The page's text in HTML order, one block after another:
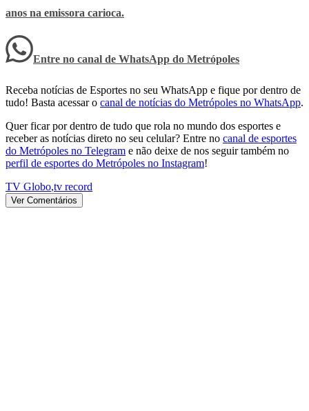
anos na emissora carioca.
Entre no canal de WhatsApp do Metrópoles
Receba notícias de Esportes no seu WhatsApp e fique por dentro de
tudo! Basta acessar o canal de notícias do Metrópoles no WhatsApp.
Quer ficar por dentro de tudo que rola no mundo dos esportes e
receber as notícias direto no seu celular? Entre no canal de esportes
do Metrópoles no Telegram e não deixe de nos seguir também no
perfil de esportes do Metrópoles no Instagram!
TV Globo,tv record
Ver Comentários